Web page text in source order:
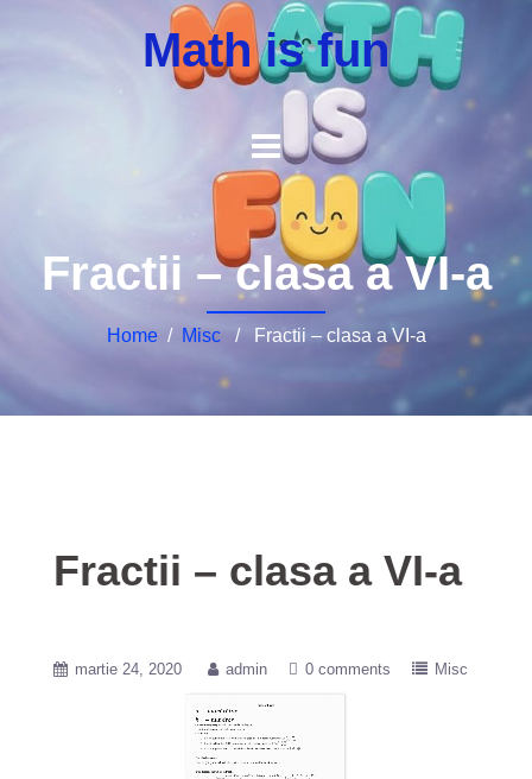
Math is fun
Fractii – clasa a VI-a
Home/ Misc/ Fractii – clasa a VI-a
Fractii – clasa a VI-a
martie 24, 2020 admin 0 comments Misc